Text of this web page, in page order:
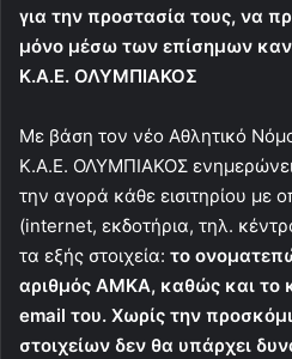
για την προστασία τους, να
μόνο μέσω των επίσημων
Κ.Α.Ε. ΟΛΥΜΠΙΑΚΟΣ
Με βάση τον νέο Αθλητικό
Κ.Α.Ε. ΟΛΥΜΠΙΑΚΟΣ ενημερώνει
την αγορά κάθε εισιτηρίου με
(internet, εκδοτήρια, τηλ.
τα εξής στοιχεία: το
αριθμός ΑΜΚΑ, καθώς και το
email του. Χωρίς την
στοιχείων δεν θα υπάρχει